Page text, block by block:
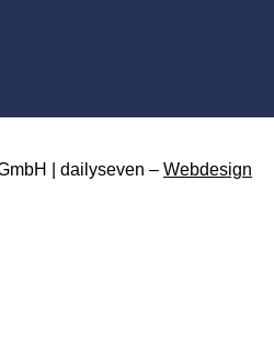
| dailyseven – Webdesign